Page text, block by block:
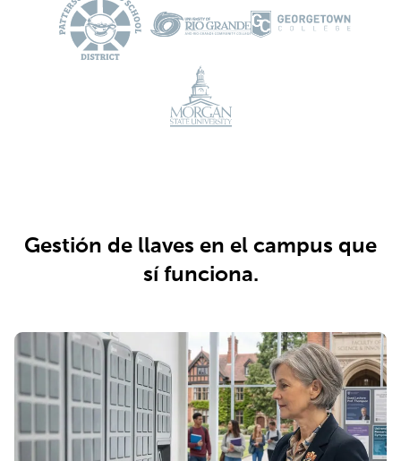
Gestión de llaves en el campus que
sí funciona.